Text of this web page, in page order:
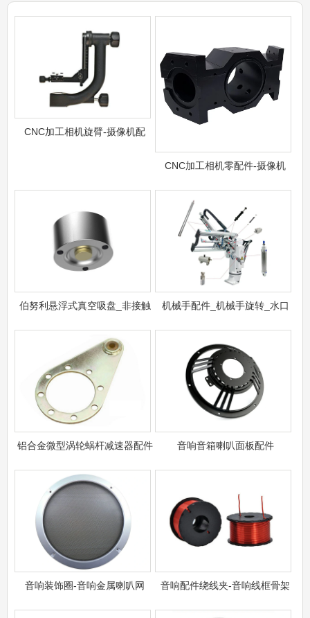
CNC加工相机旋臂-摄像机配
CNC加工相机零配件-摄像机
伯努利悬浮式真空吸盘_非接触 机械手配件_机械手旋转_水口
铝合金微型涡轮蜗杆减速器配件 音响音箱喇叭面板配件
音响装饰圈​-音响金属喇叭网 音响配件绕线夹-音响线框骨架